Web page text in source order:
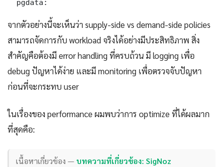
  pgdata:
จากตัวอย่างนี้จะเห็นว่า supply-side vs demand-side policies
สามารถจัดการกับ workload จริงได้อย่างมีประสิทธิภาพ สิ่ง
สำคัญคือต้องมี error handling ที่ครบถ้วน มี logging เพื่อ
debug ปัญหาได้ง่าย และมี monitoring เพื่อตรวจจับปัญหา
ก่อนที่จะกระทบ user
ในเรื่องของ performance ผมพบว่าการ optimize ที่ได้ผลมาก
ที่สุดคือ:
เนื้อหาเกี่ยวข้อง — บทความที่เกี่ยวข้อง: SigNoz